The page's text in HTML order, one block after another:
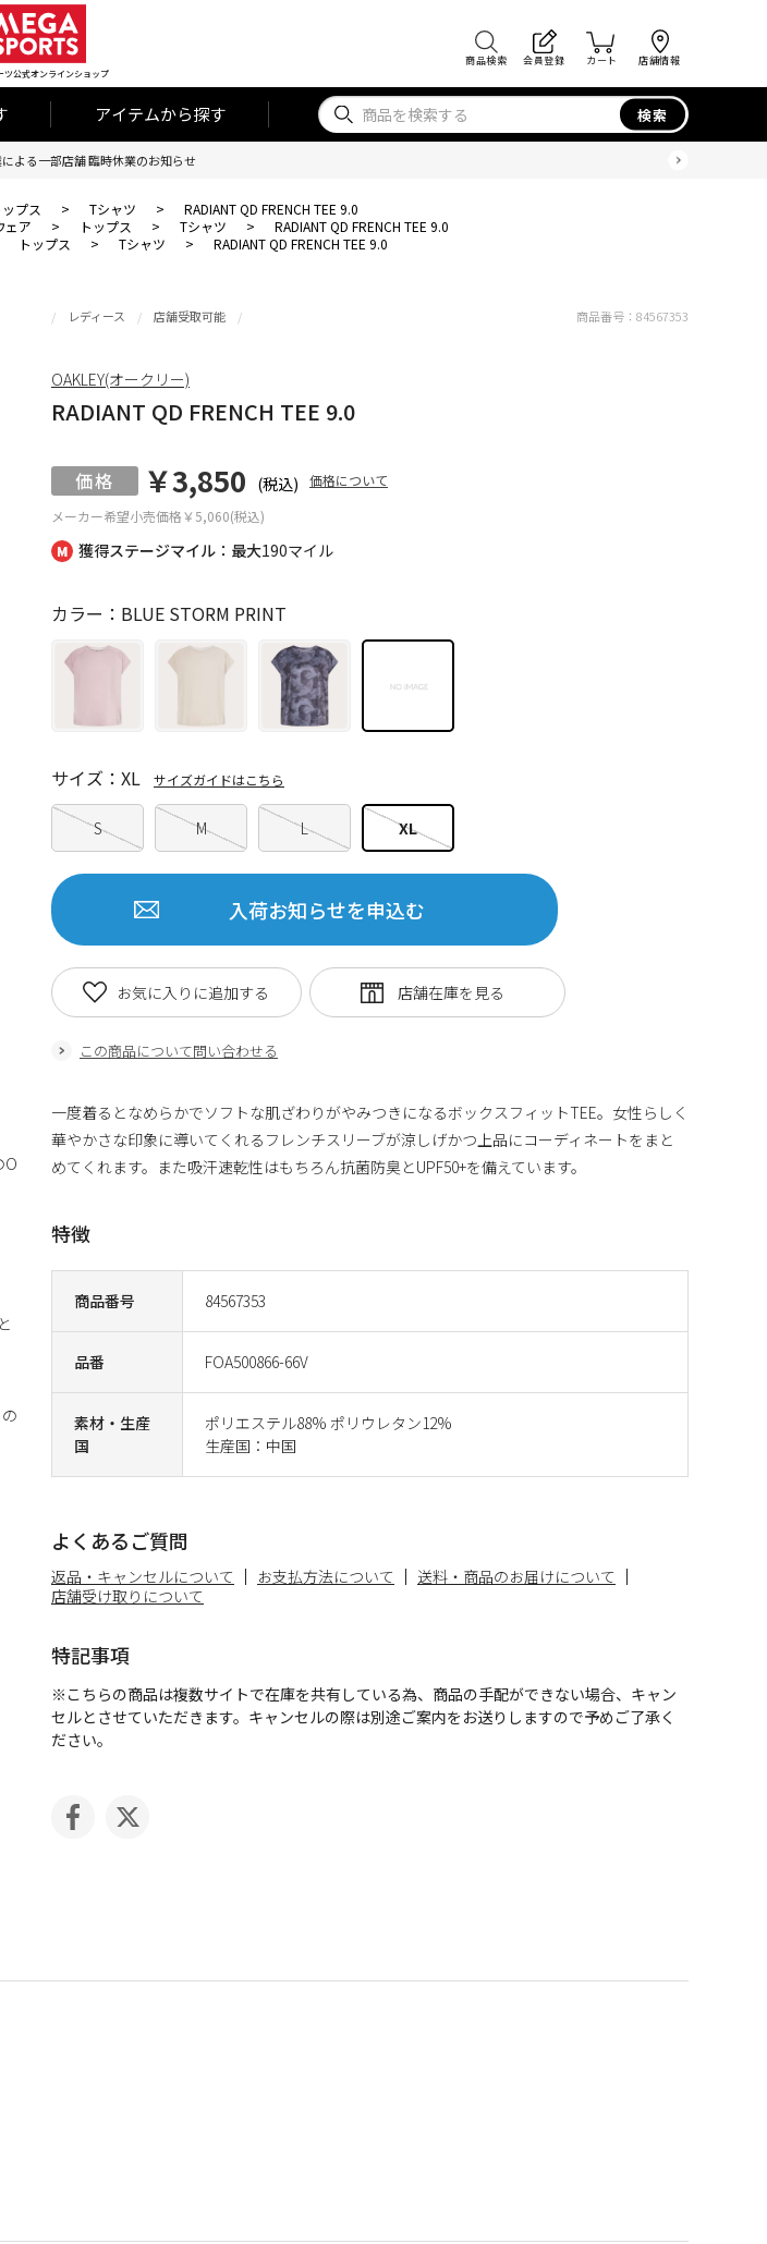
ツ公式オンラインショップ
商品検索 会員登録 カート 店舗情報
アイテムから探す 検索
よる一部店舗 臨時休業のお知らせ
ップス > Tシャツ >
RADIANT QD FRENCH TEE 9.0
ェア > トップス > Tシャツ >
RADIANT QD FRENCH TEE 9.0
トップス > Tシャツ > RADIANT QD FRENCH TEE 9.0
O
獲得ステージマイル：最大190マイル
レディース 店舗受取可能
RADIANT QD FRENCH TEE 9.0
メーカー希望小売価格￥5,060(税込)
￥3,850 (税込) 価格について
商品番号 84567353
品番 FOA500866-66V
素材・生産
国
ポリエステル88% ポリウレタン12%
生産国：中国
カラー：BLUE STORM PRINT
S M L XL
サイズ：XL サイズガイドはこちら
入荷お知らせを申込む
この商品について問い合わせる
お気に入りに追加する
商品番号： 84567353
OAKLEY(オークリー)
一度着るとなめらかでソフトな肌ざわりがやみつきになるボックスフィットTEE。女性らしく
華やかさな印象に導いてくれるフレンチスリーブが涼しげかつ上品にコーディネートをまと
めてくれます。また吸汗速乾性はもちろん抗菌防臭とUPF50+を備えています。
特徴
よくあるご質問
返品・キャンセルについて お支払方法について
送料・商品のお届けについて
店舗受け取りについて
特記事項
※こちらの商品は複数サイトで在庫を共有している為、商品の手配ができない場合、キャン
セルとさせていただきます。キャンセルの際は別途ご案内をお送りしますので予めご了承く
ださい。